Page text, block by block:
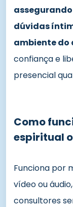
dúvidas
ambiente
confiança e
presencial
Como
espiritual
Funciona por
vídeo ou
consultores